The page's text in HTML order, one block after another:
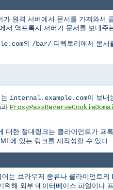
원격 서버에서 문서를 가져와서
서 역프록시 서버가 문서를 보내주
의 /bar/ 디렉토리에서 문서
internal.example.com이 보내
과
대한 절대링크는 클라이언트가 프
에 있는 링크를 재작성할 수 있다.
는 브라우저 종류나 클라이언트
해 외부 데이터베이스 파일이나